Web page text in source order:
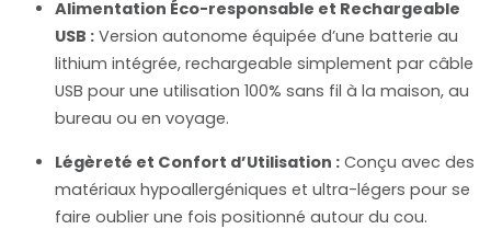
Alimentation Éco-responsable et Rechargeable
USB : Version autonome équipée d’une batterie au
lithium intégrée, rechargeable simplement par câble
USB pour une utilisation 100% sans fil à la maison, au
bureau ou en voyage.
Légèreté et Confort d’Utilisation : Conçu avec des
matériaux hypoallergéniques et ultra-légers pour se
faire oublier une fois positionné autour du cou.